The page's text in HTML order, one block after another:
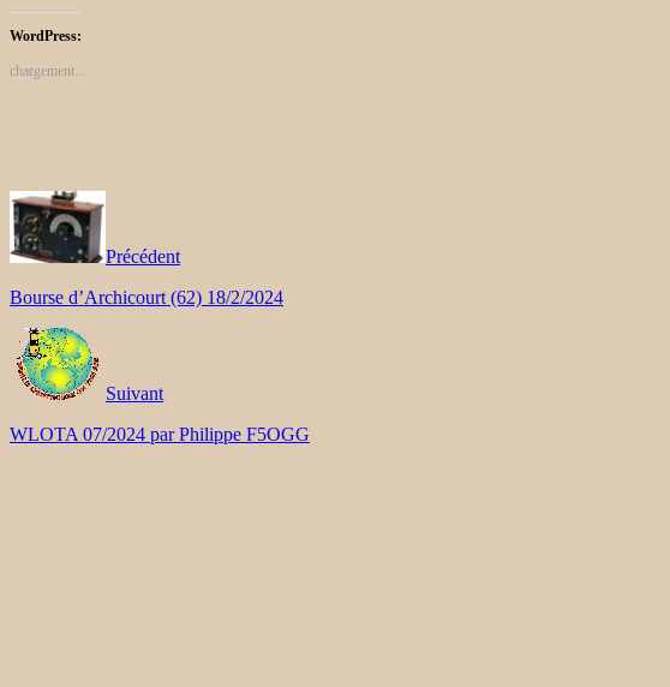
WordPress:
chargement…
Précédent
Bourse d’Archicourt (62) 18/2/2024
Suivant
WLOTA 07/2024 par Philippe F5OGG